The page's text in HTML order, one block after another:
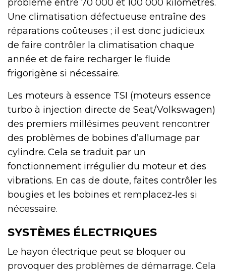
problème entre 70 000 et 100 000 kilomètres.
Une climatisation défectueuse entraîne des
réparations coûteuses ; il est donc judicieux
de faire contrôler la climatisation chaque
année et de faire recharger le fluide
frigorigène si nécessaire.
Les moteurs à essence TSI (moteurs essence
turbo à injection directe de Seat/Volkswagen)
des premiers millésimes peuvent rencontrer
des problèmes de bobines d’allumage par
cylindre. Cela se traduit par un
fonctionnement irrégulier du moteur et des
vibrations. En cas de doute, faites contrôler les
bougies et les bobines et remplacez‑les si
nécessaire.
SYSTÈMES ÉLECTRIQUES
Le hayon électrique peut se bloquer ou
provoquer des problèmes de démarrage. Cela